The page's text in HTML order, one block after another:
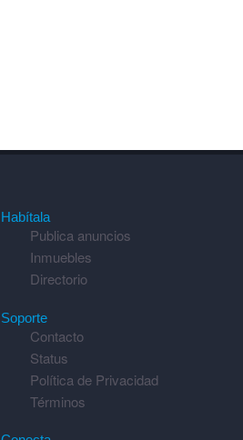
Habítala
Publica anuncios
Inmuebles
Directorio
Soporte
Contacto
Status
Política de Privacidad
Términos